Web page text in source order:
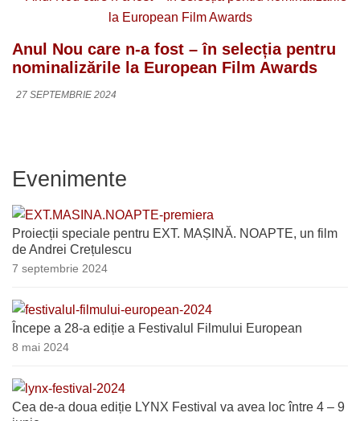
Anul Nou care n-a fost – în selecția pentru
nominalizările la European Film Awards
27 SEPTEMBRIE 2024
Evenimente
Proiecții speciale pentru EXT. MAȘINĂ. NOAPTE, un film
de Andrei Crețulescu
7 septembrie 2024
Începe a 28-a ediție a Festivalul Filmului European
8 mai 2024
Cea de-a doua ediție LYNX Festival va avea loc între 4 – 9